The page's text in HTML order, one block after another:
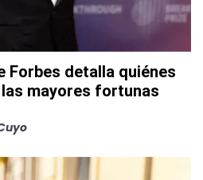
Forbes detalla quiénes
mayores fortunas